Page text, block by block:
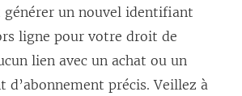
un nouvel identifiant
ligne pour votre droit de
lien avec un achat ou un
d’abonnement précis. Veillez à